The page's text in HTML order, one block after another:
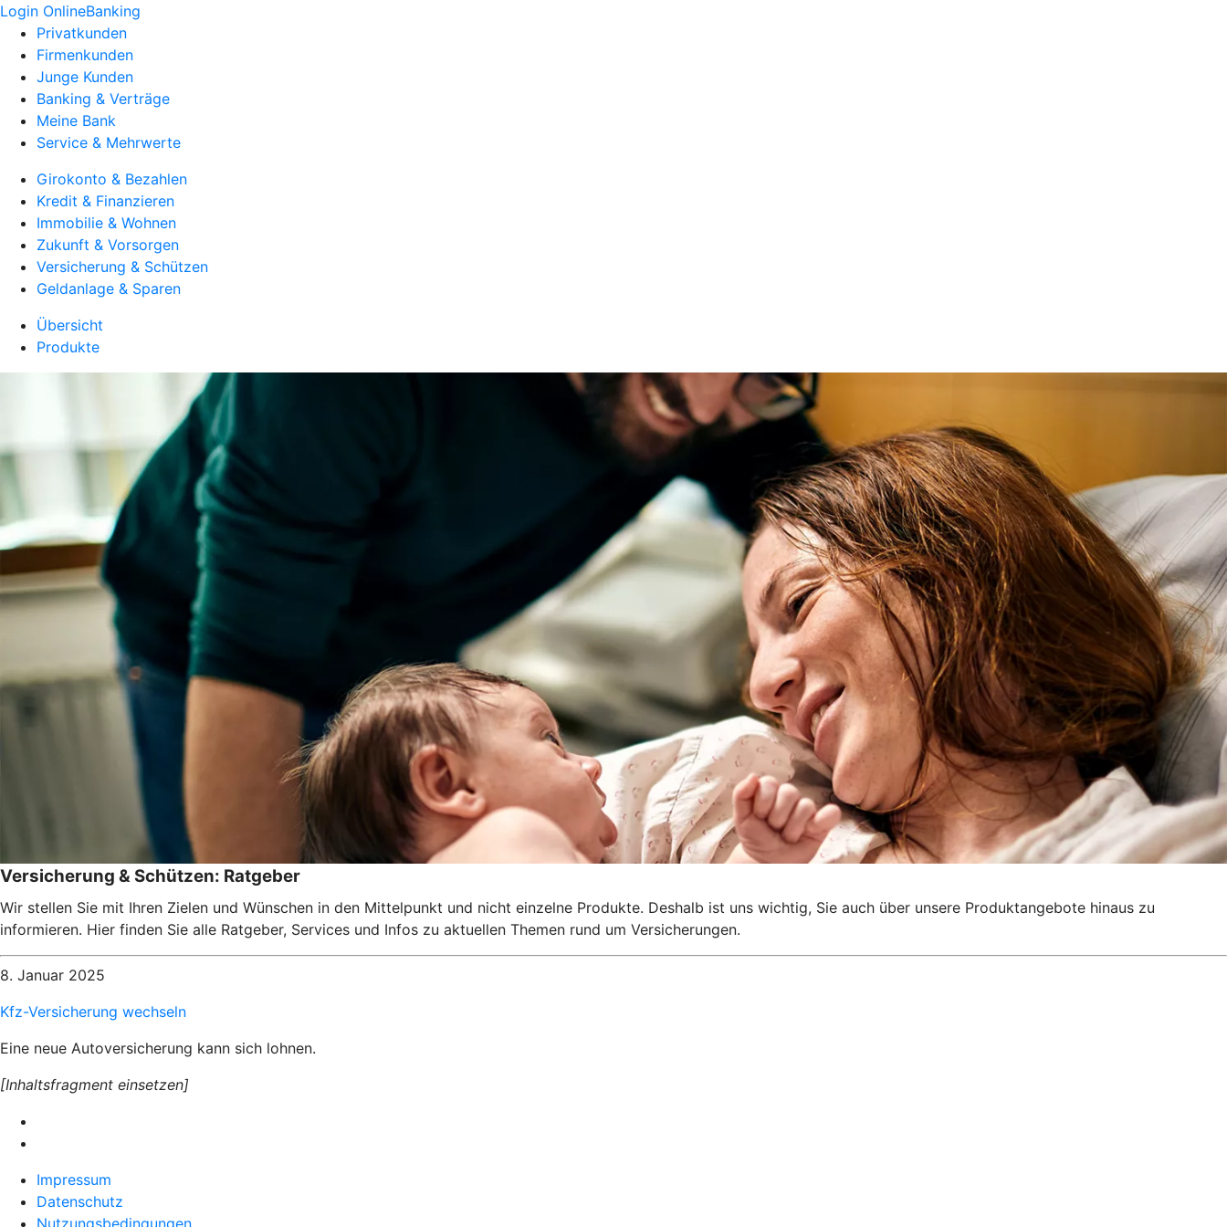
Login OnlineBanking
Privatkunden
Firmenkunden
Junge Kunden
Banking & Verträge
Meine Bank
Service & Mehrwerte
Girokonto & Bezahlen
Kredit & Finanzieren
Immobilie & Wohnen
Zukunft & Vorsorgen
Versicherung & Schützen
Geldanlage & Sparen
Übersicht
Produkte
Versicherung & Schützen: Ratgeber
Wir stellen Sie mit Ihren Zielen und Wünschen in den Mittelpunkt und nicht einzelne Produkte. Deshalb ist uns wichtig, Sie auch über unsere Produktangebote hinaus zu
informieren. Hier finden Sie alle Ratgeber, Services und Infos zu aktuellen Themen rund um Versicherungen.
8. Januar 2025
Kfz-Versicherung wechseln
Eine neue Autoversicherung kann sich lohnen.
[Inhaltsfragment einsetzen]
Impressum
Datenschutz
Nutzungsbedingungen